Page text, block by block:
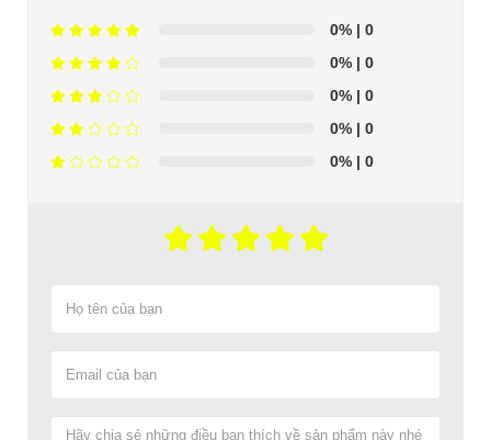
0% | 0
0% | 0
0% | 0
0% | 0
0% | 0